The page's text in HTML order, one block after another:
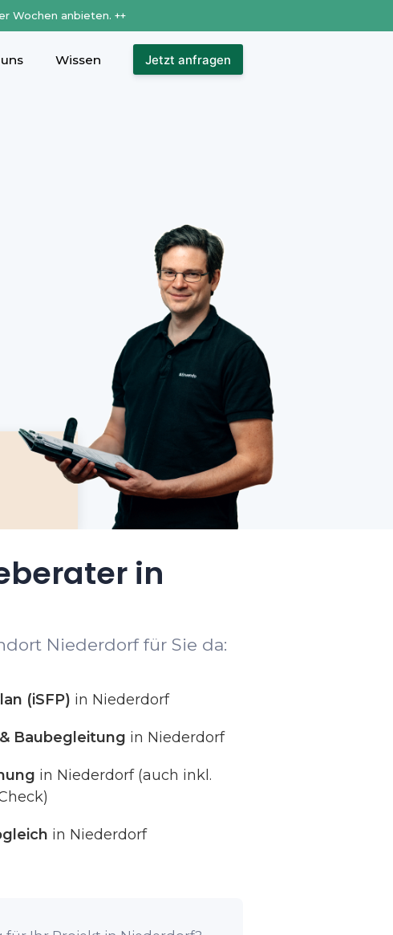
Wochen anbieten. ++
Wissen Jetzt anfragen
in
Niederdorf für Sie da:
(iSFP) in Niederdorf
Baubegleitung in Niederdorf
in Niederdorf (auch inkl.
in Niederdorf